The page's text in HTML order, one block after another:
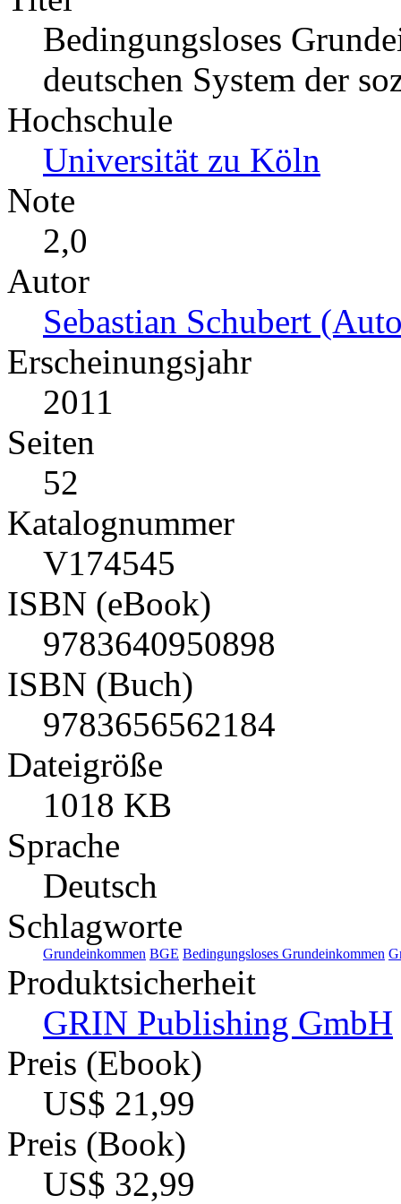
Bedingungsloses
deutschen System der
Hochschule
Universität zu Köln
Note
2,0
Autor
Sebastian Schubert
Erscheinungsjahr
2011
Seiten
52
Katalognummer
V174545
ISBN (eBook)
9783640950898
ISBN (Buch)
9783656562184
Dateigröße
1018 KB
Sprache
Deutsch
Schlagworte
Grundeinkommen BGE Bedingungsloses Grundeinkommen
Produktsicherheit
GRIN Publishing GmbH
Preis (Ebook)
US$ 21,99
Preis (Book)
US$ 32,99